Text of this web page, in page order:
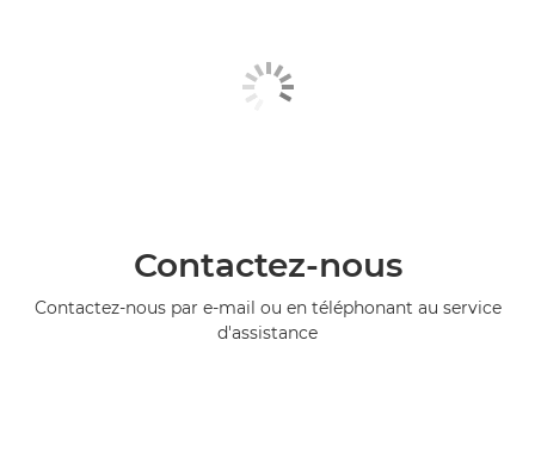
Contactez-nous
Contactez-nous par e-mail ou en téléphonant au service
d'assistance